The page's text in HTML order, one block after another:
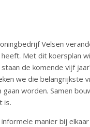
Velsen
Met dit koersplan
de komende vijf
we die belangrijkste
worden. Samen
is.
manier bij